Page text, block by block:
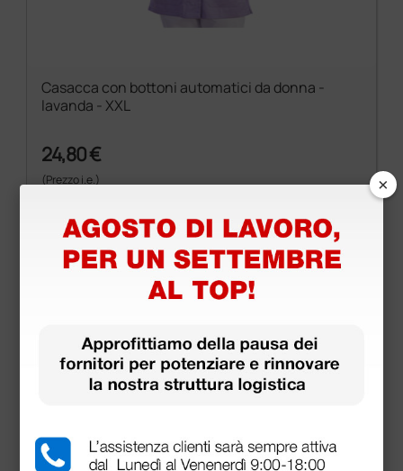
Casacca con bottoni automatici da donna -
lavanda - XXL
24,80 €
(Prezzo i.e.)
Prodotti simili e correlati
×